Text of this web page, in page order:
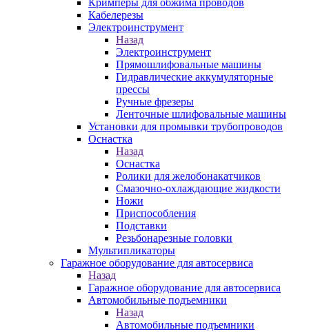
Кримперы для обжима проводов
Кабелерезы
Электроинструмент
Назад
Электроинструмент
Прямошлифовальные машины
Гидравлические аккумуляторные
прессы
Ручные фрезеры
Ленточные шлифовальные машины
Установки для промывки трубопроводов
Оснастка
Назад
Оснастка
Ролики для желобонакатчиков
Смазочно-охлаждающие жидкости
Ножи
Приспособления
Подставки
Резьбонарезные головки
Мультипликаторы
Гаражное оборудование для автосервиса
Назад
Гаражное оборудование для автосервиса
Автомобильные подъемники
Назад
Автомобильные подъемники